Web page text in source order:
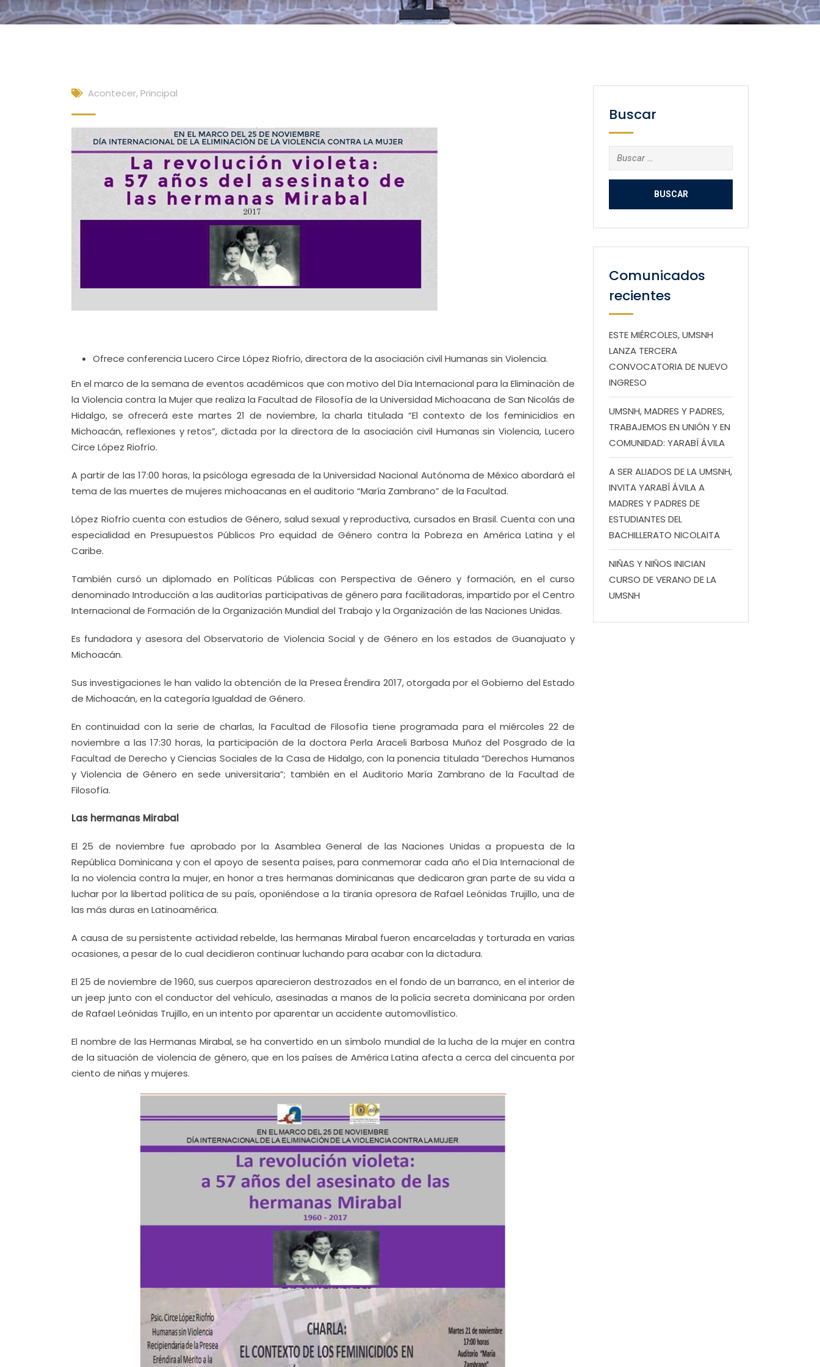
Acontecer, Principal
Ofrece conferencia Lucero Circe López Riofrío, directora de la asociación civil Humanas sin Violencia.
En el marco de la semana de eventos académicos que con motivo del Día Internacional para la Eliminación de
la Violencia contra la Mujer que realiza la Facultad de Filosofía de la Universidad Michoacana de San Nicolás de
Hidalgo, se ofrecerá este martes 21 de noviembre, la charla titulada “El contexto de los feminicidios en
Michoacán, reflexiones y retos”, dictada por la directora de la asociación civil Humanas sin Violencia, Lucero
Circe López Riofrío.
A partir de las 17:00 horas, la psicóloga egresada de la Universidad Nacional Autónoma de México abordará el
tema de las muertes de mujeres michoacanas en el auditorio “María Zambrano” de la Facultad.
López Riofrío cuenta con estudios de Género, salud sexual y reproductiva, cursados en Brasil. Cuenta con una
especialidad en Presupuestos Públicos Pro equidad de Género contra la Pobreza en América Latina y el
Caribe.
También cursó un diplomado en Políticas Públicas con Perspectiva de Género y formación, en el curso
denominado Introducción a las auditorías participativas de género para facilitadoras, impartido por el Centro
Internacional de Formación de la Organización Mundial del Trabajo y la Organización de las Naciones Unidas.
Es fundadora y asesora del Observatorio de Violencia Social y de Género en los estados de Guanajuato y
Michoacán.
Sus investigaciones le han valido la obtención de la Presea Érendira 2017, otorgada por el Gobierno del Estado
de Michoacán, en la categoría Igualdad de Género.
En continuidad con la serie de charlas, la Facultad de Filosofía tiene programada para el miércoles 22 de
noviembre a las 17:30 horas, la participación de la doctora Perla Araceli Barbosa Muñoz del Posgrado de la
Facultad de Derecho y Ciencias Sociales de la Casa de Hidalgo, con la ponencia titulada “Derechos Humanos
y Violencia de Género en sede universitaria”; también en el Auditorio María Zambrano de la Facultad de
Filosofía.
Las hermanas Mirabal
El 25 de noviembre fue aprobado por la Asamblea General de las Naciones Unidas a propuesta de la
República Dominicana y con el apoyo de sesenta países, para conmemorar cada año el Día Internacional de
la no violencia contra la mujer, en honor a tres hermanas dominicanas que dedicaron gran parte de su vida a
luchar por la libertad política de su país, oponiéndose a la tiranía opresora de Rafael Leónidas Trujillo, una de
las más duras en Latinoamérica.
A causa de su persistente actividad rebelde, las hermanas Mirabal fueron encarceladas y torturada en varias
ocasiones, a pesar de lo cual decidieron continuar luchando para acabar con la dictadura.
El 25 de noviembre de 1960, sus cuerpos aparecieron destrozados en el fondo de un barranco, en el interior de
un jeep junto con el conductor del vehículo, asesinadas a manos de la policía secreta dominicana por orden
de Rafael Leónidas Trujillo, en un intento por aparentar un accidente automovilístico.
El nombre de las Hermanas Mirabal, se ha convertido en un símbolo mundial de la lucha de la mujer en contra
de la situación de violencia de género, que en los países de América Latina afecta a cerca del cincuenta por
ciento de niñas y mujeres.
Buscar
Buscar:
Comunicados
recientes
ESTE MIÉRCOLES, UMSNH
LANZA TERCERA
CONVOCATORIA DE NUEVO
INGRESO
UMSNH, MADRES Y PADRES,
TRABAJEMOS EN UNIÓN Y EN
COMUNIDAD: YARABÍ ÁVILA
A SER ALIADOS DE LA UMSNH,
INVITA YARABÍ ÁVILA A
MADRES Y PADRES DE
ESTUDIANTES DEL
BACHILLERATO NICOLAITA
NIÑAS Y NIÑOS INICIAN
CURSO DE VERANO DE LA
UMSNH